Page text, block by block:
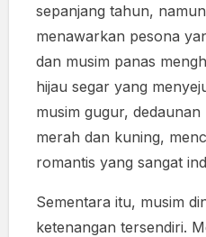
sepanjang tahun,
menawarkan pesona
dan musim panas
hijau segar yang
musim gugur,
merah dan kuning,
romantis yang sangat
Sementara itu, musim
ketenangan tersendiri.